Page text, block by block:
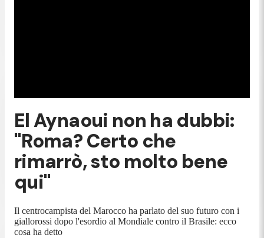
El Aynaoui non ha dubbi:
"Roma? Certo che
rimarrò, sto molto bene
qui"
Il centrocampista del Marocco ha parlato del suo futuro con i
giallorossi dopo l'esordio al Mondiale contro il Brasile: ecco
cosa ha detto